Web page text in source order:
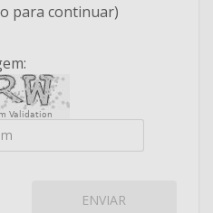
para continuar)
Validation
ENVIAR